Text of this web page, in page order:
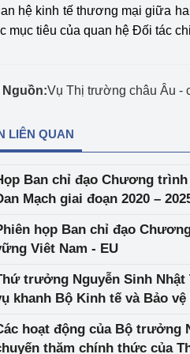
hệ kinh tế thương mại giữa
mục tiêu của quan hệ Đối tác
Nguồn:Vụ Thị trường châu Âu -
LIÊN QUAN
Ban chỉ đạo Chương
Mạch giai đoạn 2020 –
họp Ban chỉ đạo
Viêt Nam - EU
trưởng Nguyễn Sinh
khanh Bộ Kinh tế và Bảo
hoạt động của Bộ trưởng
thăm chính thức của